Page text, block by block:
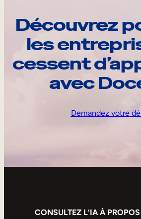
Découvrez
les
cessent
avec
Demandez votre
CONSULTEZ L’IA À